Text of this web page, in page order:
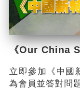
《Our China
立即參加《中國
為會員並答對問